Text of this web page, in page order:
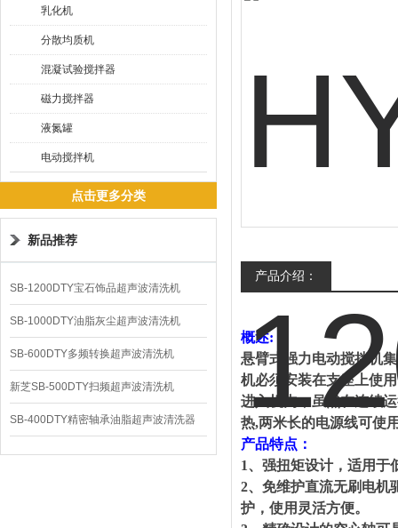
乳化机
分散均质机
混凝试验搅拌器
磁力搅拌器
液氮罐
电动搅拌机
点击更多分类
新品推荐
SB-1200DTY宝石饰品超声波清洗机
SB-1000DTY油脂灰尘超声波清洗机
SB-600DTY多频转换超声波清洗机
新芝SB-500DTY扫频超声波清洗机
SB-400DTY精密轴承油脂超声波清洗器
产品介绍：
概述:
悬臂式强力电动搅拌机
机必须安装在支座上使
进入机内，虽然在连续
热,两米长的电源线可使
产品特点：
1、强扭矩设计，适用于
2、免维护直流无刷电机
护，使用灵活方便。